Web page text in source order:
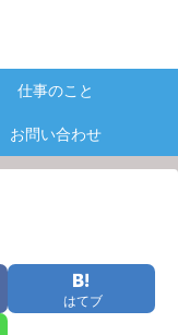
仕事のこと
お問い合わせ
はてブ